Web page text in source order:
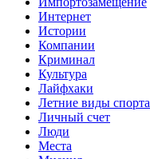
Интернет
Истории
Компании
Криминал
Культура
Лайфхаки
Летние виды спорта
Личный счет
Люди
Места